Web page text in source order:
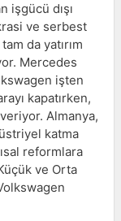
işgücü dışı
ve serbest
da yatırım
Mercedes
işten
kapatırken,
Almanya,
katma
reformlara
ve Orta